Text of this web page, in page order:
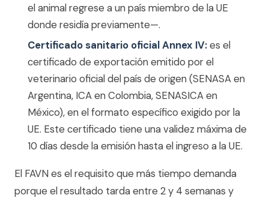
el animal regrese a un país miembro de la UE
donde residía previamente—.
Certificado sanitario oficial Annex IV:es el
certificado de exportación emitido por el
veterinario oficial del país de origen (SENASA en
Argentina, ICA en Colombia, SENASICA en
México), en el formato específico exigido por la
UE. Este certificado tiene una validez máxima de
10 días desde la emisión hasta el ingreso a la UE.
El FAVN es el requisito que más tiempo demanda
porque el resultado tarda entre 2 y 4 semanas y